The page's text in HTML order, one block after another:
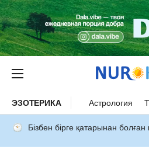
ЭЗОТЕРИКА Астрология
Бізбен бірге қатарынан болған